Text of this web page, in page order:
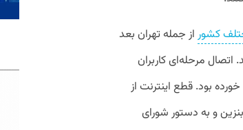
کشور از جمله تهران بعد
مرحله‌ای کاربران
هم از روز پنج‌شنبه (۳۰ آبان ) کلید خورده بود. قطع اینترنت از
بنزین و به دستور شورای